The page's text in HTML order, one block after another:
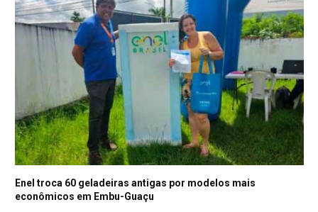
Enel troca 60 geladeiras antigas por modelos mais
econômicos em Embu-Guaçu